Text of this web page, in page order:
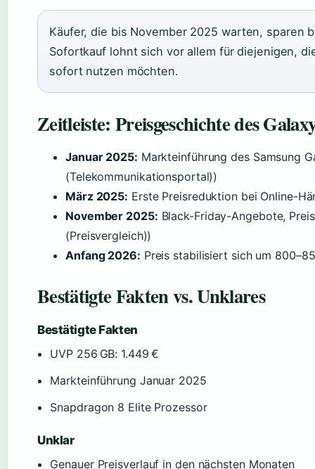
Käufer, die bis November 2025 warten, sparen
Sofortkauf lohnt sich vor allem für diejenigen,
sofort nutzen möchten.
Zeitleiste: Preisgeschichte des
Januar 2025: Markteinführung des Samsung
(Telekommunikationsportal))
März 2025: Erste Preisreduktion bei Online-
November 2025: Black-Friday-Angebote,
(Preisvergleich))
Anfang 2026: Preis stabilisiert sich um
Bestätigte Fakten vs. Unklares
Bestätigte Fakten
UVP 256 GB: 1.449 €
Markteinführung Januar 2025
Snapdragon 8 Elite Prozessor
Unklar
Genauer Preisverlauf in den nächsten Monaten